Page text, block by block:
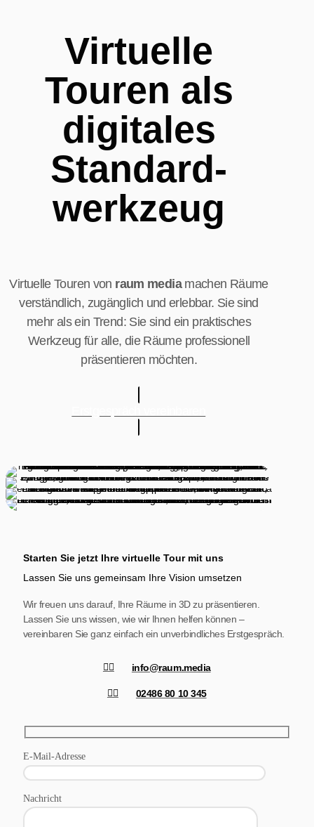
Virtuelle
Touren als
digitales
Standard­
werkzeug
Virtuelle Touren von raum mediamachen Räume
verständlich, zugänglich und erlebbar. Sie sind
mehr als ein Trend: Sie sind ein praktisches
Werkzeug für alle, die Räume professionell
präsentieren möchten.
Starten Sie jetzt Ihre virtuelle Tour mit uns
Lassen Sie uns gemeinsam Ihre Vision umsetzen
Wir freuen uns darauf, Ihre Räume in 3D zu präsentieren.
Lassen Sie uns wissen, wie wir Ihnen helfen können –
vereinbaren Sie ganz einfach ein unverbindliches Erstgespräch.
info@raum.media
02486 80 10 345
E-Mail-Adresse
Nachricht